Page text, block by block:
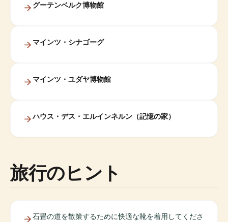
グーテンベルク博物館
マインツ・シナゴーグ
マインツ・ユダヤ博物館
ハウス・デス・エルインネルン（記憶の家）
旅行のヒント
石畳の道を散策するために快適な靴を着用してくださ